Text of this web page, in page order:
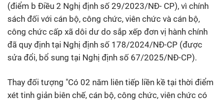
(điểm b Điều 2 Nghị định số 29/2023/NĐ- CP), vì chính
sách đối với cán bộ, công chức, viên chức và cán bộ,
công chức cấp xã dôi dư do sắp xếp đơn vị hành chính
đã quy định tại Nghị định số 178/2024/NĐ-CP (được
sửa đổi, bổ sung tại Nghị định số 67/2025/NĐ-CP).
Thay đối tượng "Có 02 năm liên tiếp liền kề tại thời điểm
xét tinh giản biên chế, cán bộ, công chức, viên chức có